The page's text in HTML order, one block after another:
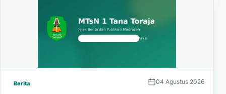
Berita 04 Agustus 2026